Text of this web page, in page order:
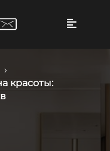
›
красоты: